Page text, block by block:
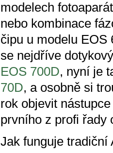
modelech
nebo kombinace
čipu u modelu EOS
se nejdříve
EOS 700D, nyní je
70D, a osobně si
rok objevit
prvního z profi řady
Jak funguje tradiční